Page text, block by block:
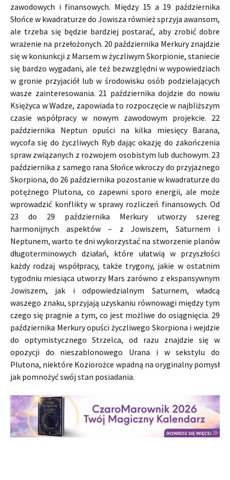
zawodowych i finansowych. Między 15 a 19 października
Słońce w kwadraturze do Jowisza również sprzyja awansom,
ale trzeba się będzie bardziej postarać, aby zrobić dobre
wrażenie na przełożonych. 20 października Merkury znajdzie
się w koniunkcji z Marsem w życzliwym Skorpionie, staniecie
się bardzo wygadani, ale też bezwzględni w wypowiedziach
w gronie przyjaciół lub w środowisku osób podzielających
wasze zainteresowania. 21 października dojdzie do nowiu
Księżyca w Wadze, zapowiada to rozpoczęcie w najbliższym
czasie współpracy w nowym zawodowym projekcie. 22
października Neptun opuści na kilka miesięcy Barana,
wycofa się do życzliwych Ryb dając okazję do zakończenia
spraw związanych z rozwojem osobistym lub duchowym. 23
października z samego rana Słońce wkroczy do przyjaznego
Skorpiona, do 26 października pozostanie w kwadraturze do
potężnego Plutona, co zapewni sporo energii, ale może
wprowadzić konflikty w sprawy rozliczeń finansowych. Od
23 do 29 października Merkury utworzy szereg
harmonijnych aspektów – z Jowiszem, Saturnem i
Neptunem, warto te dni wykorzystać na stworzenie planów
długoterminowych działań, które ułatwią w przyszłości
każdy rodzaj współpracy, także trygony, jakie w ostatnim
tygodniu miesiąca utworzy Mars zarówno z ekspansywnym
Jowiszem, jak i odpowiedzialnym Saturnem, władcą
waszego znaku, sprzyjają uzyskaniu równowagi między tym
czego się pragnie a tym, co jest możliwe do osiągnięcia. 29
października Merkury opuści życzliwego Skorpiona i wejdzie
do optymistycznego Strzelca, od razu znajdzie się w
opozycji do nieszablonowego Urana i w sekstylu do
Plutona, niektóre Koziorożce wpadną na oryginalny pomysł
jak pomnożyć swój stan posiadania.